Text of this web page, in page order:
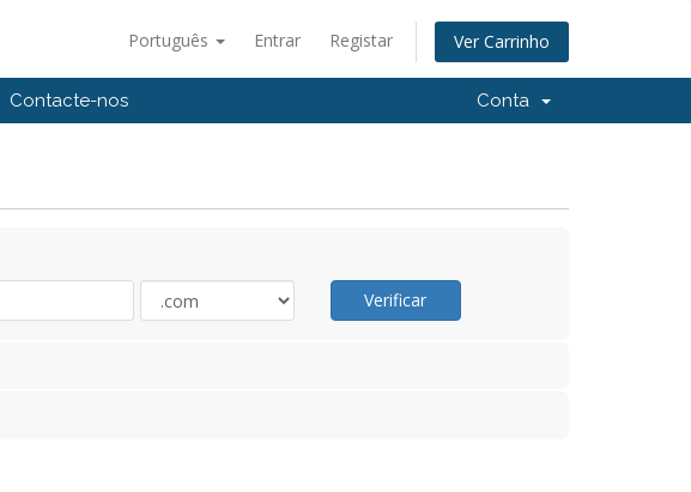
Português Entrar Registar Ver Carrinho
Contacte-nos Conta
Verificar